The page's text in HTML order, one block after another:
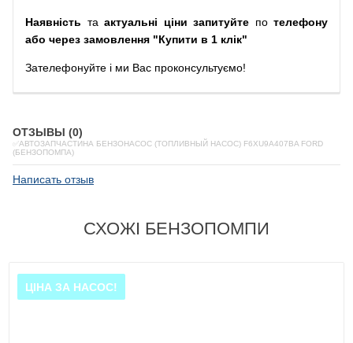
Наявність та актуальні ціни запитуйте по телефону
або через замовлення "Купити в 1 клік"
Зателефонуйте і ми Вас проконсультуємо!
ОТЗЫВЫ (0)
✅АВТОЗАПЧАСТИНА БЕНЗОНАСОС (ТОПЛИВНЫЙ НАСОС) F6XU9A407BA FORD
(БЕНЗОПОМПА)
Написать отзыв
СХОЖІ БЕНЗОПОМПИ
ЦІНА ЗА НАСОС!